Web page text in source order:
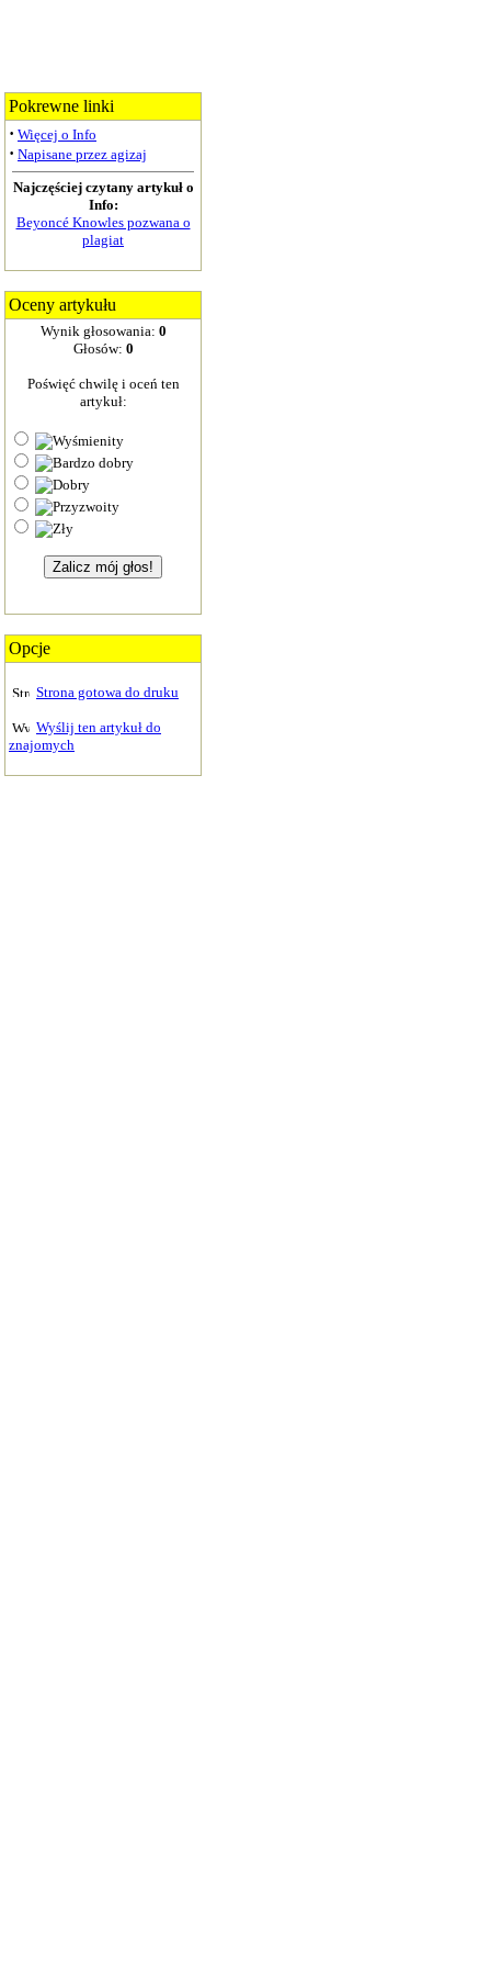
Pokrewne linki
· Więcej o Info
· Napisane przez agizaj
Najczęściej czytany artykuł o
Info:
Beyoncé Knowles pozwana o
plagiat
Oceny artykułu
Wynik głosowania: 0
Głosów: 0
Poświęć chwilę i oceń ten
artykuł:
Opcje
Strona gotowa do druku
Wyślij ten artykuł do
znajomych